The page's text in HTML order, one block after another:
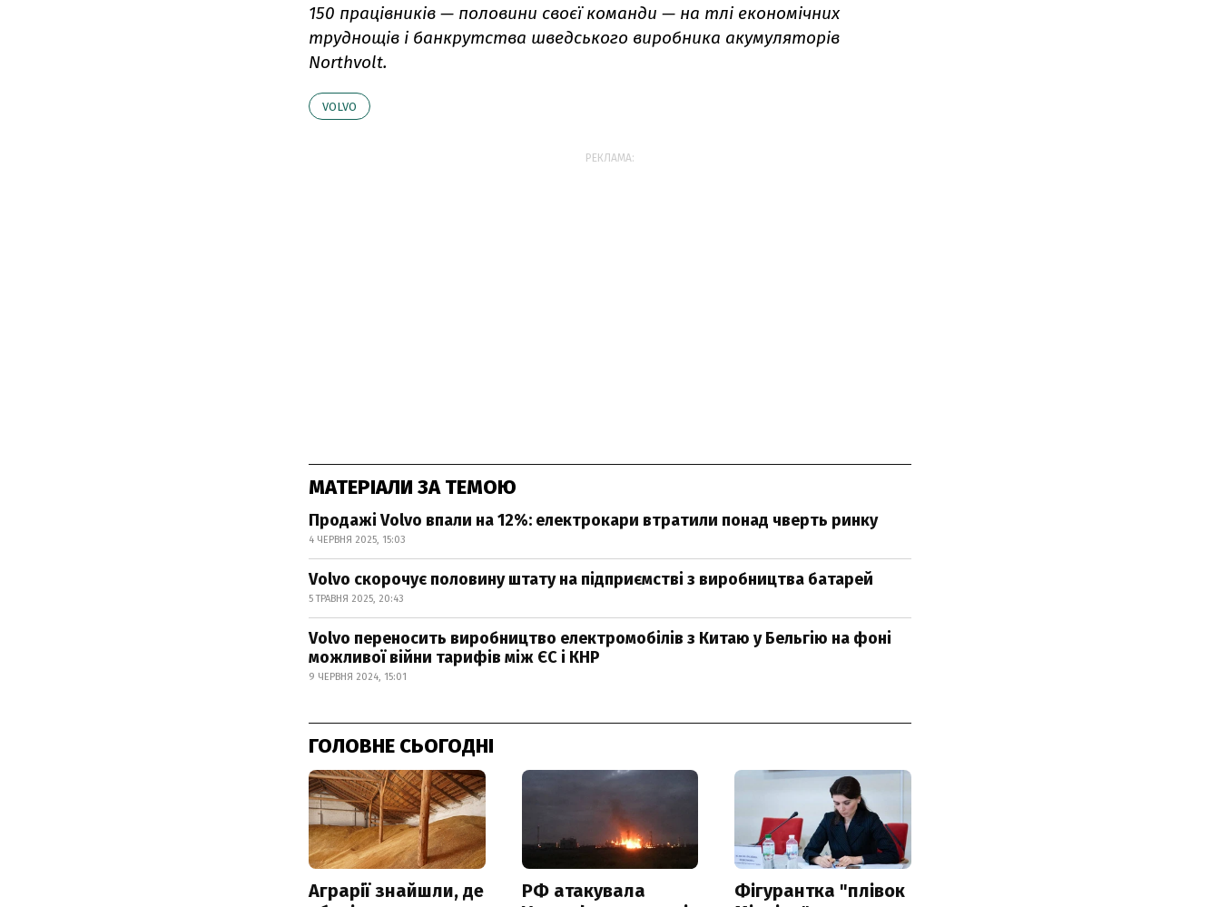
150 працівників — половини своєї команди — на тлі економічних
труднощів і банкрутства шведського виробника акумуляторів
Northvolt.
VOLVO
РЕКЛАМА:
МАТЕРІАЛИ ЗА ТЕМОЮ
Продажі Volvo впали на 12%: електрокари втратили понад чверть ринку
4 ЧЕРВНЯ 2025, 15:03
Volvo скорочує половину штату на підприємстві з виробництва батарей
5 ТРАВНЯ 2025, 20:43
Volvo переносить виробництво електромобілів з Китаю у Бельгію на фоні
можливої війни тарифів між ЄС і КНР
9 ЧЕРВНЯ 2024, 15:01
ГОЛОВНЕ СЬОГОДНІ
Аграрії знайшли, де
РФ атакувала
Фігурантка "плівок